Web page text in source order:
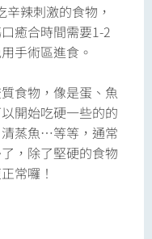
辣刺激的食物，
癒合時間需要1-2
手術區進食。
食物，像是蛋、魚
開始吃硬一些的的
蒸魚…等等，通常
，除了堅硬的食物
常囉！